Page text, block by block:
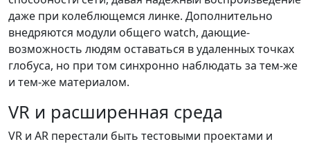
даже при колеблющемся линке. Дополнительно
внедряются модули общего watch, дающие-
возможность людям оставаться в удаленных точках
глобуса, но при том синхронно наблюдать за тем-же
и тем-жe материалом.
VR и расширенная среда
VR и AR перестали быть тестовыми проектами и